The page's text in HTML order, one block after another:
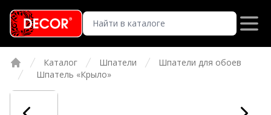
Главная
Каталог Шпатели
Шпатели для обоев
Шпатель «Крыло»